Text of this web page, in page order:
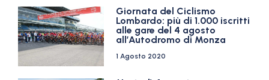
Giornata del Ciclismo
Lombardo: più di 1.000 iscritti
alle gare del 4 agosto
all’Autodromo di Monza
1 Agosto 2020